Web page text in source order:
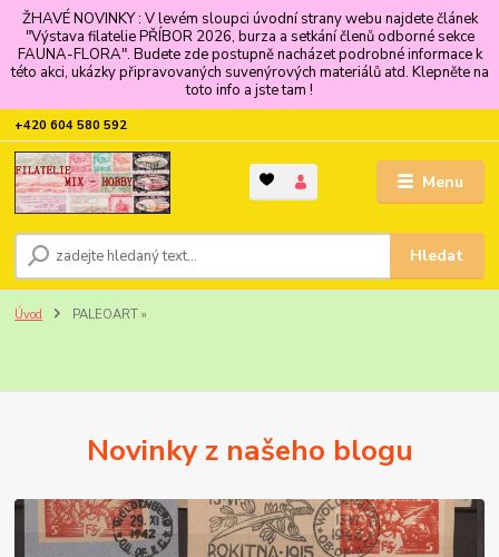
ŽHAVÉ NOVINKY : V levém sloupci úvodní strany webu najdete článek
"Výstava filatelie PŘÍBOR 2026, burza a setkání členů odborné sekce
FAUNA-FLORA". Budete zde postupně nacházet podrobné informace k
této akci, ukázky připravovaných suvenýrových materiálů atd. Klepněte na
toto info a jste tam !
Menu
Hledat
+420 604 580 592
Úvod PALEOART »
Novinky z našeho blogu